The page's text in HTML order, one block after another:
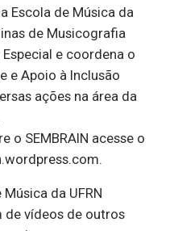
Escola de Música da
de Musicografia
e coordena o
e Apoio à Inclusão
ações na área da
o SEMBRAIN acesse o
da UFRN
de vídeos de outros